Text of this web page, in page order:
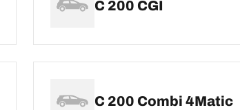
C 200 CGI
C 200 Combi 4Matic